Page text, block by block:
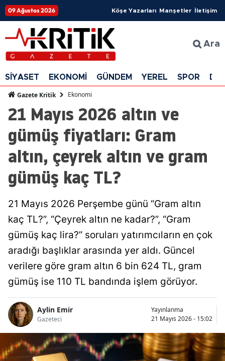
09 Ağustos 2026 Köşe Yazarları Manşetler İletişim
Ara
SİYASET EKONOMİ GÜNDEM YEREL SPOR
Gazete Kritik Ekonomi
21 Mayıs 2026 altın ve
gümüş fiyatları: Gram
altın, çeyrek altın ve gram
gümüş kaç TL?
21 Mayıs 2026 Perşembe günü “Gram altın
kaç TL?”, “Çeyrek altın ne kadar?”, “Gram
gümüş kaç lira?” soruları yatırımcıların en çok
aradığı başlıklar arasında yer aldı. Güncel
verilere göre gram altın 6 bin 624 TL, gram
gümüş ise 110 TL bandında işlem görüyor.
Aylin Emir
Gazeteci
Yayınlanma
21 Mayıs 2026 - 15:02